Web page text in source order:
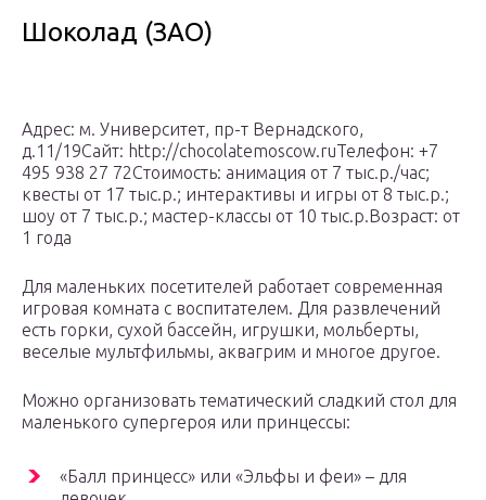
Шоколад (ЗАО)
Адрес: м. Университет, пр-т Вернадского,
д.11/19Сайт: http://chocolatemoscow.ruТелефон: +7
495 938 27 72Стоимость: анимация от 7 тыс.р./час;
квесты от 17 тыс.р.; интерактивы и игры от 8 тыс.р.;
шоу от 7 тыс.р.; мастер-классы от 10 тыс.р.Возраст: от
1 года
Для маленьких посетителей работает современная
игровая комната с воспитателем. Для развлечений
есть горки, сухой бассейн, игрушки, мольберты,
веселые мультфильмы, аквагрим и многое другое.
Можно организовать тематический сладкий стол для
маленького супергероя или принцессы:
«Балл принцесс» или «Эльфы и феи» – для